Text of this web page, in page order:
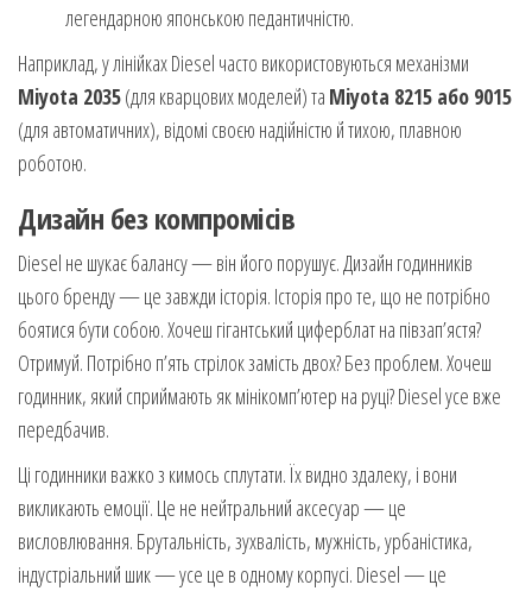
легендарною японською педантичністю.
Наприклад, у лінійках Diesel часто використовуються механізми
Miyota 2035(для кварцових моделей) та Miyota 8215 або 9015
(для автоматичних), відомі своєю надійністю й тихою, плавною
роботою.
Дизайн без компромісів
Diesel не шукає балансу — він його порушує. Дизайн годинників
цього бренду — це завжди історія. Історія про те, що не потрібно
боятися бути собою. Хочеш гігантський циферблат на півзап’ястя?
Отримуй. Потрібно п’ять стрілок замість двох? Без проблем. Хочеш
годинник, який сприймають як мінікомп’ютер на руці? Diesel усе вже
передбачив.
Ці годинники важко з кимось сплутати. Їх видно здалеку, і вони
викликають емоції. Це не нейтральний аксесуар — це
висловлювання. Брутальність, зухвалість, мужність, урбаністика,
індустріальний шик — усе це в одному корпусі. Diesel — це